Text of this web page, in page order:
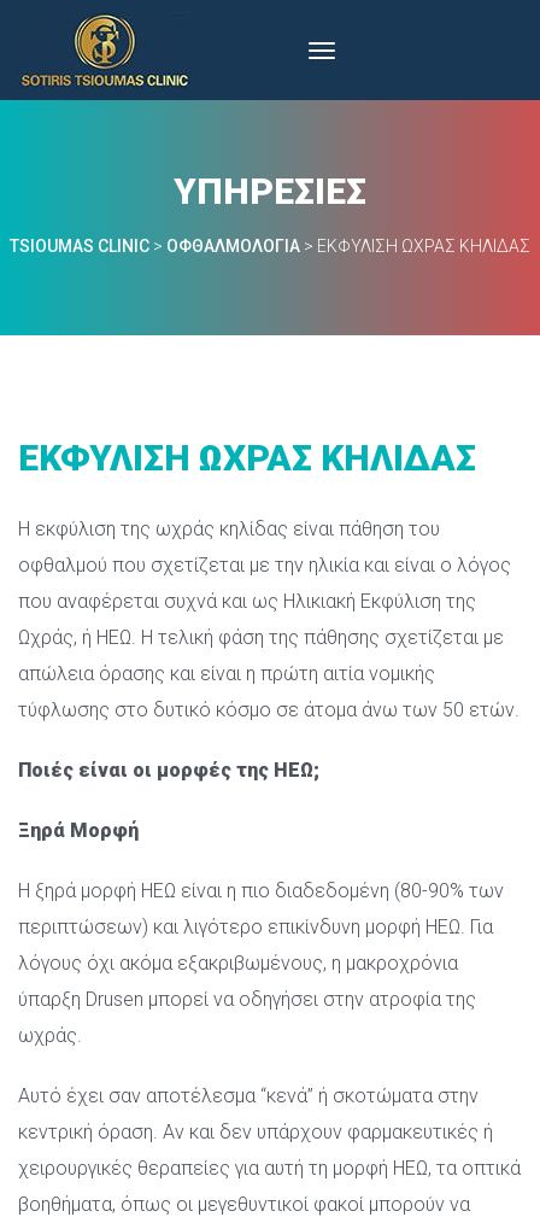
ΥΠΗΡΕΣΊΕΣ
TSIOUMAS CLINIC > ΟΦΘΑΛΜΟΛΟΓΊΑ > ΕΚΦΎΛΙΣΗ ΩΧΡΆΣ ΚΗΛΊΔΑΣ
ΕΚΦΎΛΙΣΗ ΩΧΡΆΣ ΚΗΛΊΔΑΣ
Η εκφύλιση της ωχράς κηλίδας είναι πάθηση του
οφθαλμού που σχετίζεται με την ηλικία και είναι ο λόγος
που αναφέρεται συχνά και ως Ηλικιακή Εκφύλιση της
Ωχράς, ή ΗΕΩ. Η τελική φάση της πάθησης σχετίζεται με
απώλεια όρασης και είναι η πρώτη αιτία νομικής
τύφλωσης στο δυτικό κόσμο σε άτομα άνω των 50 ετών.
Ποιές είναι οι μορφές της ΗΕΩ;
Ξηρά Μορφή
Η ξηρά μορφή ΗΕΩ είναι η πιο διαδεδομένη (80-90% των
περιπτώσεων) και λιγότερο επικίνδυνη μορφή ΗΕΩ. Για
λόγους όχι ακόμα εξακριβωμένους, η μακροχρόνια
ύπαρξη Drusen μπορεί να οδηγήσει στην ατροφία της
ωχράς.
Αυτό έχει σαν αποτέλεσμα “κενά” ή σκοτώματα στην
κεντρική όραση. Αν και δεν υπάρχουν φαρμακευτικές ή
χειρουργικές θεραπείες για αυτή τη μορφή ΗΕΩ, τα οπτικά
βοηθήματα, όπως οι μεγεθυντικοί φακοί μπορούν να